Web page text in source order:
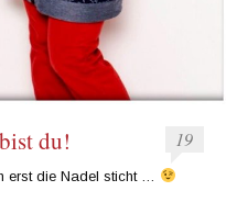
du! 19
erst die Nadel sticht …